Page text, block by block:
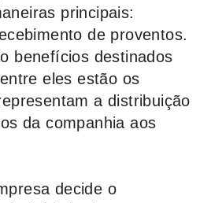
principais:
de proventos.
benefícios destinados
eles estão os
a distribuição
da companhia aos
decide o